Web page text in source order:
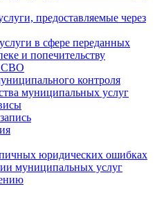
предоставляемые через
в сфере переданных
и попечительству
СВО
контроля
муниципальных услуг
юридических ошибках
муниципальных услуг